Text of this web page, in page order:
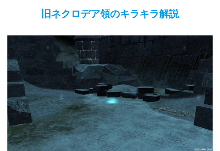
旧ネクロデア領のキラキラ解説